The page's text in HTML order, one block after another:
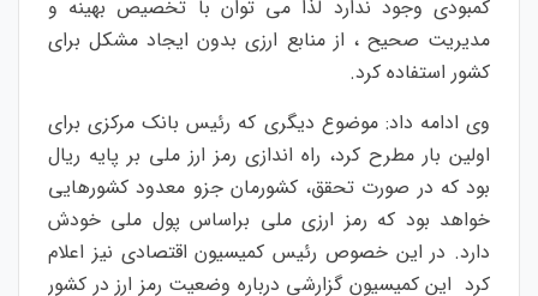
کمبودی وجود ندارد لذا می توان با تخصیص بهینه و
مدیریت صحیح ، از منابع ارزی بدون ایجاد مشکل برای
کشور استفاده کرد.
وی ادامه داد: موضوع دیگری که رئیس بانک مرکزی برای
اولین بار مطرح کرد، راه اندازی رمز ارز ملی بر پایه ریال
بود که در صورت تحقق، کشورمان جزو معدود کشورهایی
خواهد بود که رمز ارزی ملی براساس پول ملی خودش
دارد. در این خصوص رئیس کمیسیون اقتصادی نیز اعلام
کرد این کمیسیون گزارشی درباره وضعیت رمز ارز در کشور